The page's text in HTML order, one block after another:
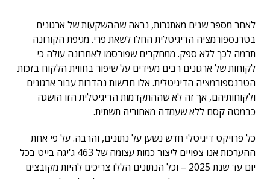
לאחר מספר שנים מאתגרות, נראה שההשקעות של ארגונים
בטרנספורמציה הדיגיטלית החלו לשאת פרי. מגיפת הקורונה
תרמה לכך ללא ספק. ממחקרים שפורסמו לאחרונה עולה כי
לקוחות של ארגונים רבים מעידים על שיפור בחווית הלקוח בזכות
הטרנספורמציה הדיגיטלית. אלו חדשות נהדרות עבור ארגונים
ולקוחותיהם, אך זה לא שההתקדמות הדיגיטלית הזו הושגה
כבמטה קסם ללא שעמדה מאחוריה תשתית.
כל פרויקט דיגיטלי חדש נשען על נתונים, והרבה. על פי אחת
ההערכות אנו צפויים ליצור כמות עצומה של 463 ג'יגה בייט בכל
יום עד שנת 2025 – וכל הנתונים הללו צריכים להיות מקובצים